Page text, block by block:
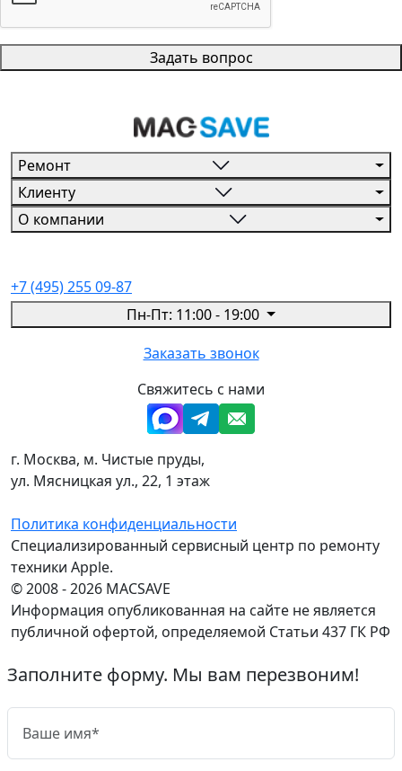
Задать вопрос
Ремонт
Клиенту
О компании
+7 (495) 255 09-87
Пн-Пт: 11:00 - 19:00
Заказать звонок
Свяжитесь с нами
г. Москва, м. Чистые пруды,
ул. Мясницкая ул., 22, 1 этаж
Политика конфиденциальности
Специализированный сервисный центр по ремонту
техники Apple.
© 2008 - 2026 MACSAVE
Информация опубликованная на сайте не является
публичной офертой, определяемой Статьи 437 ГК РФ
Заполните форму. Мы вам перезвоним!